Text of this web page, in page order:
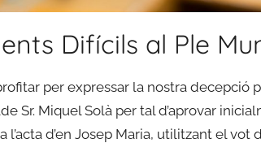
Difícils al Ple
per expressar la nostra decepció
Sr. Miquel Solà per tal d’aprovar
l’acta d’en Josep Maria, utilitzant el